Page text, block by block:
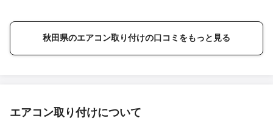
秋田県のエアコン取り付けの口コミをもっと見る
エアコン取り付けについて